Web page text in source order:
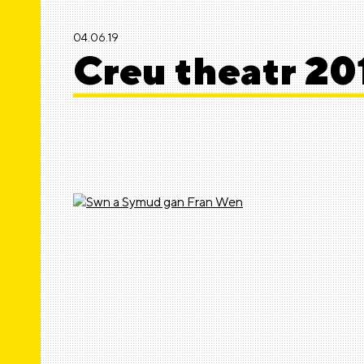
04.06.19
Creu theatr